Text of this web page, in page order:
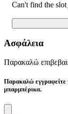
Can't find the
Ασφάλεια
Παρακαλώ
Παρακαλώ εγγραφείτε
μπαρμπέρικα.